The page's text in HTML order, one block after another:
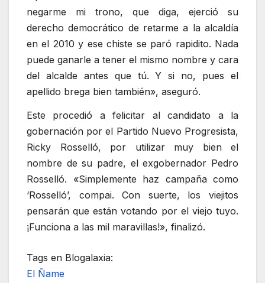
negarme mi trono, que diga, ejerció su
derecho democrático de retarme a la alcaldía
en el 2010 y ese chiste se paró rapidito. Nada
puede ganarle a tener el mismo nombre y cara
del alcalde antes que tú. Y si no, pues el
apellido brega bien también», aseguró.
Este procedió a felicitar al candidato a la
gobernación por el Partido Nuevo Progresista,
Ricky Rosselló, por utilizar muy bien el
nombre de su padre, el exgobernador Pedro
Rosselló. «Simplemente haz campaña como
‘Rosselló’, compai. Con suerte, los viejitos
pensarán que están votando por el viejo tuyo.
¡Funciona a las mil maravillas!», finalizó.
Tags en Blogalaxia:
El Ñame